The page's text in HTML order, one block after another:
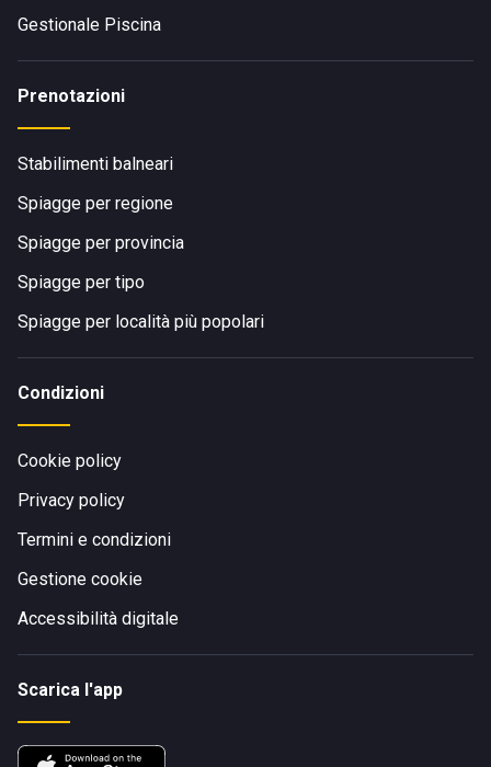
Gestionale Piscina
Prenotazioni
Stabilimenti balneari
Spiagge per regione
Spiagge per provincia
Spiagge per tipo
Spiagge per località più popolari
Condizioni
Cookie policy
Privacy policy
Termini e condizioni
Gestione cookie
Accessibilità digitale
Scarica l'app